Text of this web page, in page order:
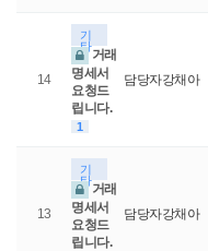
14
기
타
거래
명세서
요청드
립니다.
1
담당자강채아
13
기
타
거래
명세서
요청드
립니다.
담당자강채아